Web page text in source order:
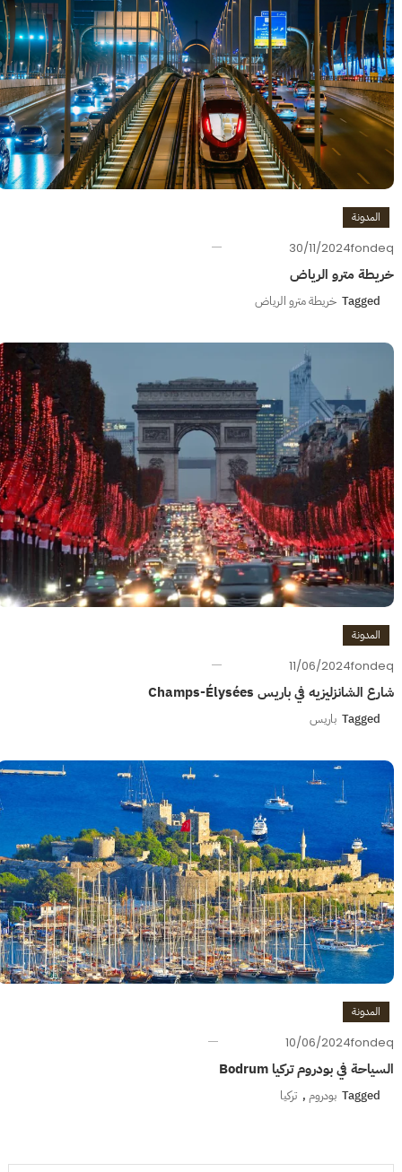
المدونة
30/11/2024fondeq
خريطة مترو الرياض
Tagged خريطة مترو الرياض
المدونة
11/06/2024fondeq
شارع الشانزليزيه في باريس Champs-Élysées
Tagged باريس
المدونة
10/06/2024fondeq
السياحة في بودروم تركيا Bodrum
Tagged بودروم , تركيا